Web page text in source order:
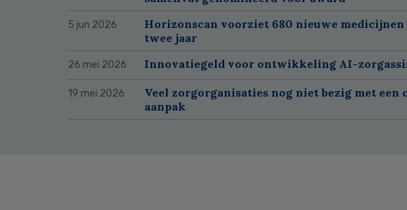
5 jun 2026
Horizonscan voorziet 680 nieuwe medicijnen
twee jaar
26 mei 2026 Innovatiegeld voor ontwikkeling AI-
19 mei 2026
Veel zorgorganisaties nog niet bezig met een
aanpak